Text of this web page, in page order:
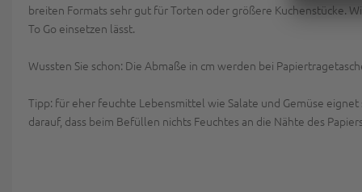
breiten Formats sehr gut für Torten oder größere Kuchenstücke.
To Go einsetzen lässt.
Wussten Sie schon: Die Abmaße in cm werden bei
Tipp: für eher feuchte Lebensmittel wie Salate und Gemüse
darauf, dass beim Befüllen nichts Feuchtes an die Nähte des